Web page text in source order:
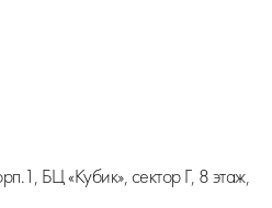
БЦ «Кубик», сектор Г, 8 этаж,